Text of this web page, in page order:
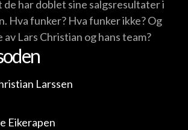
har doblet sine salgsresultater i
Hva funker? Hva funker ikke? Og
Lars Christian og hans team?
Larssen
Eikerapen